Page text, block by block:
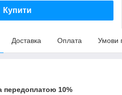
Купити
Доставка Оплата Умови
передоплатою 10%